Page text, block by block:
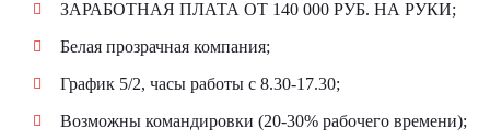
ЗАРАБОТНАЯ ПЛАТА ОТ 140 000 РУБ. НА РУКИ;
Белая прозрачная компания;
График 5/2, часы работы с 8.30-17.30;
Возможны командировки (20-30% рабочего времени);